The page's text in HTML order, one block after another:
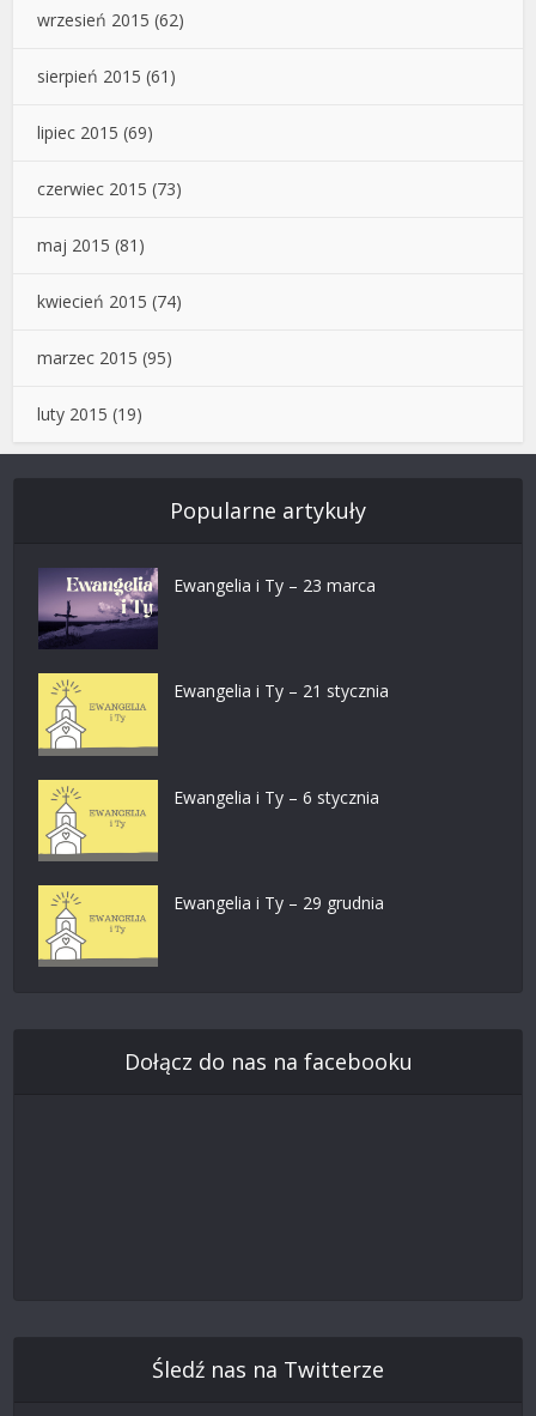
wrzesień 2015 (62)
sierpień 2015 (61)
lipiec 2015 (69)
czerwiec 2015 (73)
maj 2015 (81)
kwiecień 2015 (74)
marzec 2015 (95)
luty 2015 (19)
Popularne artykuły
Ewangelia i Ty – 23 marca
Ewangelia i Ty – 21 stycznia
Ewangelia i Ty – 6 stycznia
Ewangelia i Ty – 29 grudnia
Dołącz do nas na facebooku
Śledź nas na Twitterze